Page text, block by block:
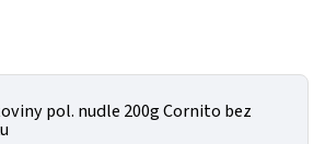
pol. nudle 200g Cornito bez